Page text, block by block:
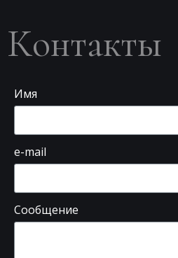
Контакты
Имя
e-mail
Сообщение